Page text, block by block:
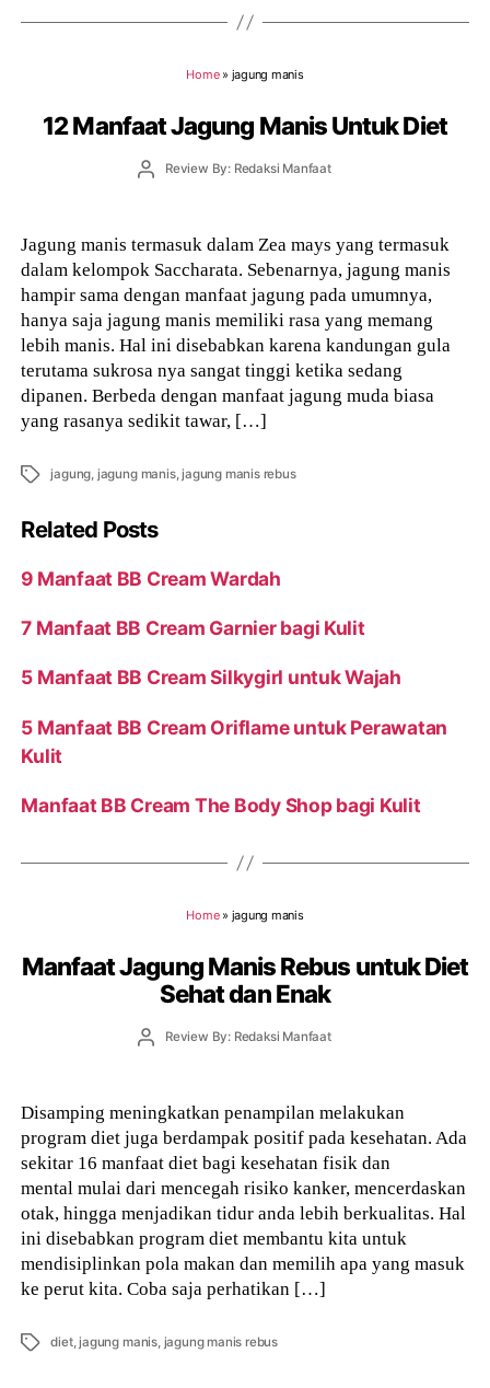
Home» jagung manis
12 Manfaat Jagung Manis Untuk Diet
PostReview By: Redaksi Manfaat
Jagung manis termasuk dalam Zea mays yang termasuk
dalam kelompok Saccharata. Sebenarnya, jagung manis
hampir sama dengan manfaat jagung pada umumnya,
hanya saja jagung manis memiliki rasa yang memang
lebih manis. Hal ini disebabkan karena kandungan gula
terutama sukrosa nya sangat tinggi ketika sedang
dipanen. Berbeda dengan manfaat jagung muda biasa
yang rasanya sedikit tawar, […]
Tags jagung, jagung manis, jagung manis rebus
Related Posts
9 Manfaat BB Cream Wardah
7 Manfaat BB Cream Garnier bagi Kulit
5 Manfaat BB Cream Silkygirl untuk Wajah
5 Manfaat BB Cream Oriflame untuk Perawatan
Kulit
Manfaat BB Cream The Body Shop bagi Kulit
Home» jagung manis
Manfaat Jagung Manis Rebus untuk Diet
Sehat dan Enak
PostReview By: Redaksi Manfaat
Disamping meningkatkan penampilan melakukan
program diet juga berdampak positif pada kesehatan. Ada
sekitar 16 manfaat diet bagi kesehatan fisik dan
mental mulai dari mencegah risiko kanker, mencerdaskan
otak, hingga menjadikan tidur anda lebih berkualitas. Hal
ini disebabkan program diet membantu kita untuk
mendisiplinkan pola makan dan memilih apa yang masuk
ke perut kita. Coba saja perhatikan […]
Tags diet, jagung manis, jagung manis rebus